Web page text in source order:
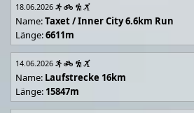
18.06.2026
Name:Taxet / Inner City 6.6km Run
Länge:6611m
14.06.2026
Name: Laufstrecke 16km
Länge: 15847m